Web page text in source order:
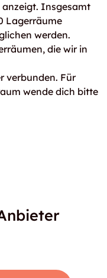
anzeigt. Insgesamt
Lagerräume
werden.
die wir in
verbunden. Für
wende dich bitte